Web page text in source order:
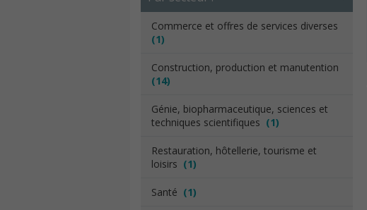
Commerce et offres de services diverses
(1)
Construction, production et manutention
(14)
Génie, biopharmaceutique, sciences et
techniques scientifiques (1)
Restauration, hôtellerie, tourisme et
loisirs (1)
Santé (1)